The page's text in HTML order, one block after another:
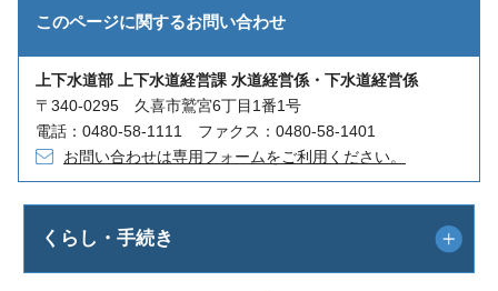
このページに関するお問い合わせ
上下水道部 上下水道経営課 水道経営係・下水道経営係
〒340-0295 久喜市鷲宮6丁目1番1号
電話：0480-58-1111 ファクス：0480-58-1401
お問い合わせは専用フォームをご利用ください。
くらし・手続き